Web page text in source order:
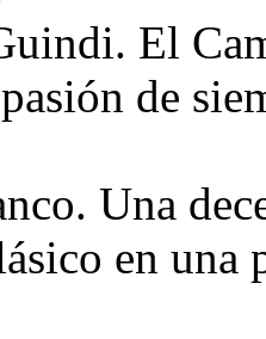
El
de
Una
en una